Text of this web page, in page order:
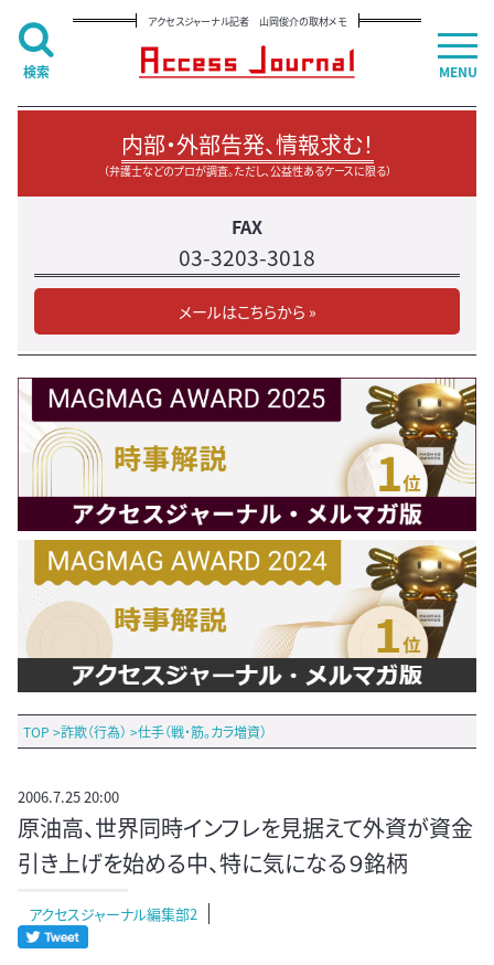
アクセスジャーナル記者 山岡俊介の取材メモ
内部・外部告発、情報求む！
（弁護士などのプロが調査。ただし、公益性あるケースに限る）
FAX
03-3203-3018
メールはこちらから »
TOP >詐欺（行為） >仕手（戦・筋。カラ増資）
2006.7.25 20:00
原油高、世界同時インフレを見据えて外資が資金
引き上げを始める中、特に気になる９銘柄
アクセスジャーナル編集部2
MENU
検索